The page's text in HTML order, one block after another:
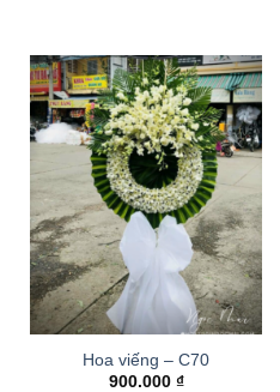
Hoa viếng – C70
900.000 ₫